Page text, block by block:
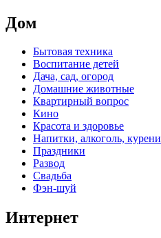
Дом
Бытовая техника
Воспитание детей
Дача, сад, огород
Домашние животные
Квартирный вопрос
Кино
Красота и здоровье
Напитки, алкоголь,
Праздники
Развод
Свадьба
Фэн-шуй
Интернет